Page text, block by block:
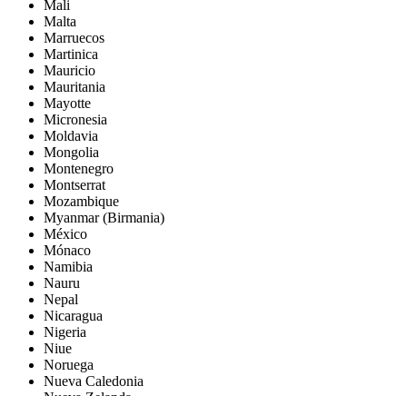
Mali
Malta
Marruecos
Martinica
Mauricio
Mauritania
Mayotte
Micronesia
Moldavia
Mongolia
Montenegro
Montserrat
Mozambique
Myanmar (Birmania)
México
Mónaco
Namibia
Nauru
Nepal
Nicaragua
Nigeria
Niue
Noruega
Nueva Caledonia